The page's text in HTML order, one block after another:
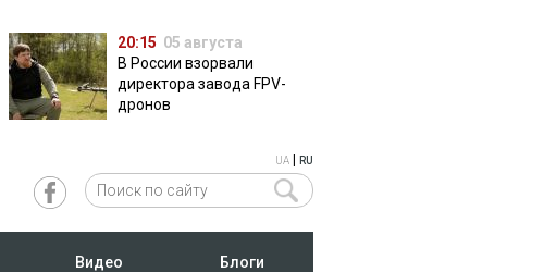
20:15 05 августа
В России взорвали
директора завода FPV-
дронов
UA RU
Видео Блоги